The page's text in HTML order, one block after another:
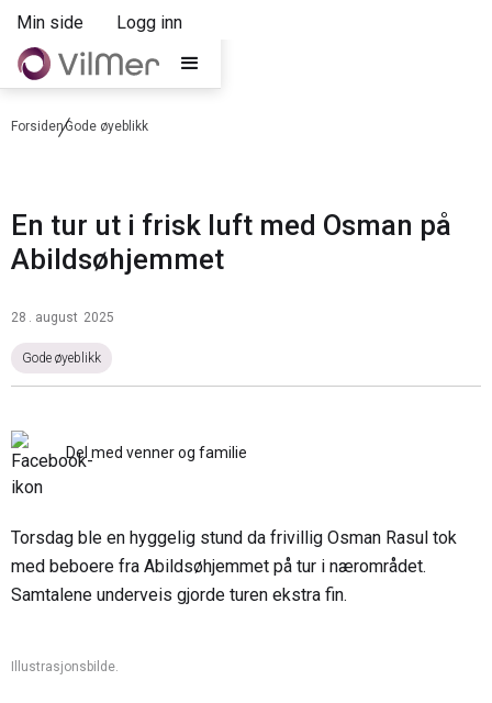
Min side Logg inn
ForsidenGode øyeblikk
En tur ut i frisk luft med Osman på
Abildsøhjemmet
28 . august 2025
Gode øyeblikk
Del med venner og familie
Torsdag ble en hyggelig stund da frivillig Osman Rasul tok
med beboere fra Abildsøhjemmet på tur i nærområdet.
Samtalene underveis gjorde turen ekstra fin.
Illustrasjonsbilde.